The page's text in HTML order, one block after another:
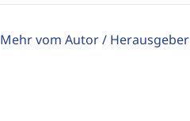
Mehr vom Autor / Herausgeber